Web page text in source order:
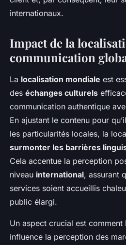
internationaux.
Impact de la
communication
La localisation mondiale est
des échanges culturels
communication authentique
En ajustant le contenu pour
les particularités locales, la
surmonter les barrières
Cela accentue la perception
niveau international, assurant
services soient accueillis
public élargi.
Un aspect crucial est comment
influence la perception des